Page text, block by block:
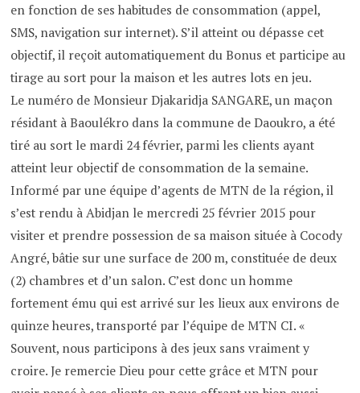
en fonction de ses habitudes de consommation (appel,
SMS, navigation sur internet). S’il atteint ou dépasse cet
objectif, il reçoit automatiquement du Bonus et participe au
tirage au sort pour la maison et les autres lots en jeu.
Le numéro de Monsieur Djakaridja SANGARE, un maçon
résidant à Baoulékro dans la commune de Daoukro, a été
tiré au sort le mardi 24 février, parmi les clients ayant
atteint leur objectif de consommation de la semaine.
Informé par une équipe d’agents de MTN de la région, il
s’est rendu à Abidjan le mercredi 25 février 2015 pour
visiter et prendre possession de sa maison située à Cocody
Angré, bâtie sur une surface de 200 m, constituée de deux
(2) chambres et d’un salon. C’est donc un homme
fortement ému qui est arrivé sur les lieux aux environs de
quinze heures, transporté par l’équipe de MTN CI. «
Souvent, nous participons à des jeux sans vraiment y
croire. Je remercie Dieu pour cette grâce et MTN pour